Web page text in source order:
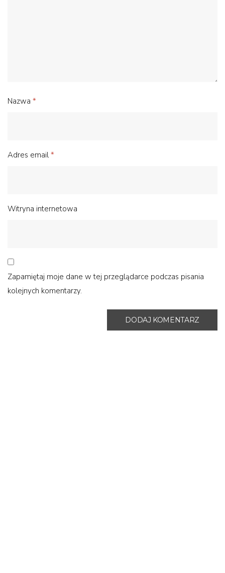
Nazwa *
Adres email *
Witryna internetowa
Zapamiętaj moje dane w tej przeglądarce podczas pisania
kolejnych komentarzy.